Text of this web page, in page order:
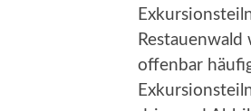
offenbar